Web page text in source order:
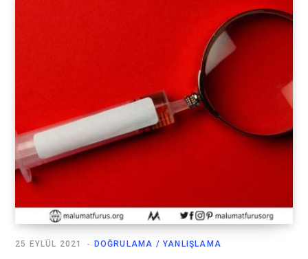
DOĞRULAMA / YANLIŞLAMA
25 EYLÜL 2021